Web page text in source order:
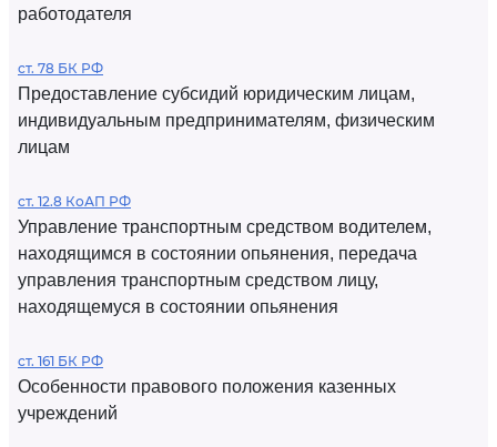
работодателя
ст. 78 БК РФ
Предоставление субсидий юридическим лицам,
индивидуальным предпринимателям, физическим
лицам
ст. 12.8 КоАП РФ
Управление транспортным средством водителем,
находящимся в состоянии опьянения, передача
управления транспортным средством лицу,
находящемуся в состоянии опьянения
ст. 161 БК РФ
Особенности правового положения казенных
учреждений